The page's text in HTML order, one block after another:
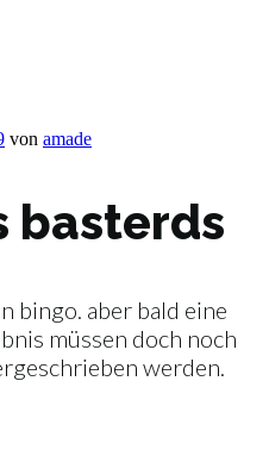
von amade
basterds
bingo. aber bald eine
müssen doch noch
werden.